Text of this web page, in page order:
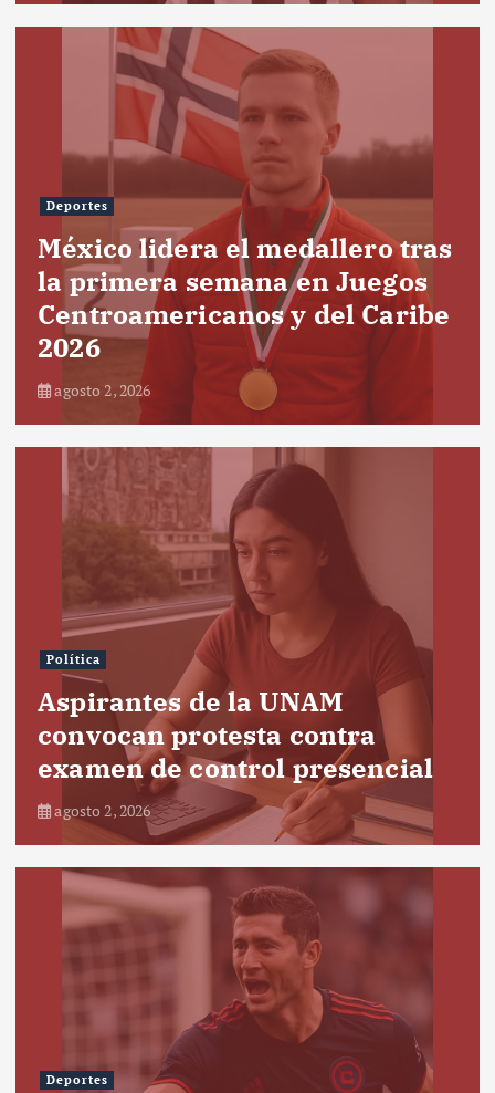
Deportes
México lidera el medallero tras
la primera semana en Juegos
Centroamericanos y del Caribe
2026
agosto 2, 2026
Política
Aspirantes de la UNAM
convocan protesta contra
examen de control presencial
agosto 2, 2026
Deportes